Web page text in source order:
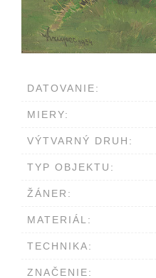
DATOVANIE:
MIERY:
VÝTVARNÝ DRUH:
TYP OBJEKTU:
ŽÁNER:
MATERIÁL:
TECHNIKA:
ZNAČENIE: